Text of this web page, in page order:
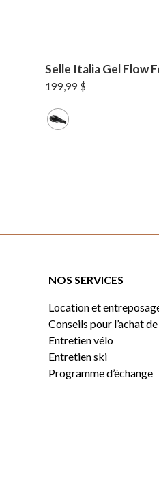
Selle Italia Gel Flow
199,99 $
NOS SERVICES
Location et
Conseils pour l’achat
Entretien vélo
Entretien ski
Programme d’échange